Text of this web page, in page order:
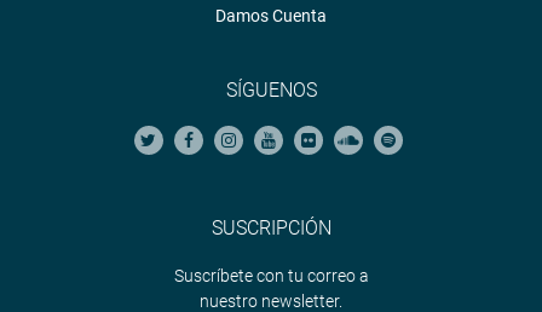
Damos Cuenta
SÍGUENOS
SUSCRIPCIÓN
Suscríbete con tu correo a
nuestro newsletter.